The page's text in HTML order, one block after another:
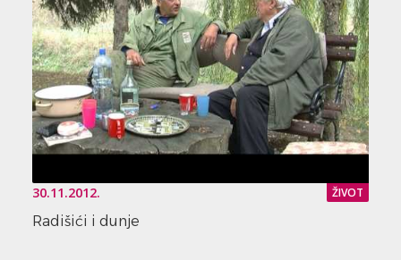
30.11.2012. ŽIVOT
Radišići i dunje